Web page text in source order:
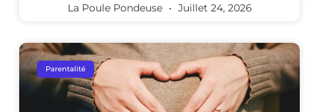
La Poule Pondeuse Juillet 24, 2026
Parentalité